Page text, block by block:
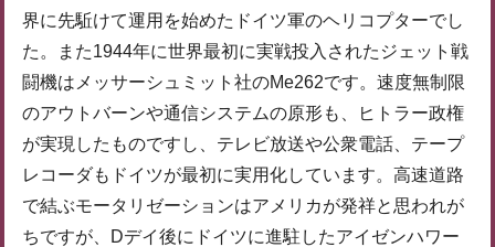
界に先駈けて運用を始めたドイツ軍のヘリコプターでし
た。また1944年に世界最初に実戦投入されたジェット戦
闘機はメッサーシュミット社のMe262です。速度無制限
のアウトバーンや通信システムの原形も、ヒトラー政権
が実現したものですし、テレビ放送や公衆電話、テープ
レコーダもドイツが最初に実用化しています。高速道路
で結ぶモータリゼーションはアメリカが発祥と思われが
ちですが、Dデイ後にドイツに進駐したアイゼンハワー